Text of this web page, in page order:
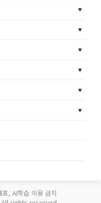
, AI학습 이용 금지